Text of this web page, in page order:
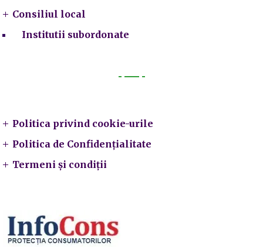
Consiliul local
Institutii subordonate
Politica privind cookie-urile
Politica de Confidențialitate
Termeni și condiții